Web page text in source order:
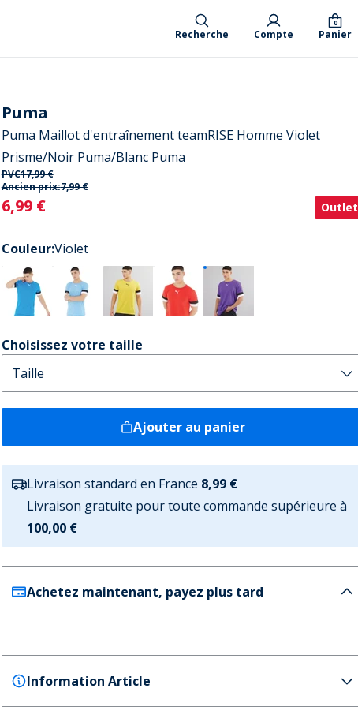
Recherche Compte Panier
0
Puma
Puma Maillot d'entraînement teamRISE Homme Violet
Prisme/Noir Puma/Blanc Puma
PVC17,99 €
Ancien prix:7,99 €
Current
6,99 € Outlet
Couleur:Violet
Choisissez votre taille
Ajouter au panier
Livraison standard en France 8,99 €
Livraison gratuite pour toute commande supérieure à
100,00 €
Achetez maintenant, payez plus tard
Information Article